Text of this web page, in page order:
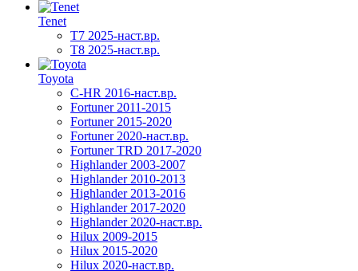
Tenet
T7 2025-наст.вр.
T8 2025-наст.вр.
Toyota
C-HR 2016-наст.вр.
Fortuner 2011-2015
Fortuner 2015-2020
Fortuner 2020-наст.вр.
Fortuner TRD 2017-2020
Highlander 2003-2007
Highlander 2010-2013
Highlander 2013-2016
Highlander 2017-2020
Highlander 2020-наст.вр.
Hilux 2009-2015
Hilux 2015-2020
Hilux 2020-наст.вр.